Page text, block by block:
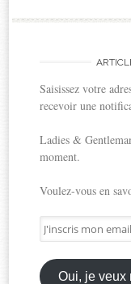
Saisissez votre
recevoir une
Ladies &
moment.
Voulez-vous en
J'inscris
mon
email
ici
Oui, je veux